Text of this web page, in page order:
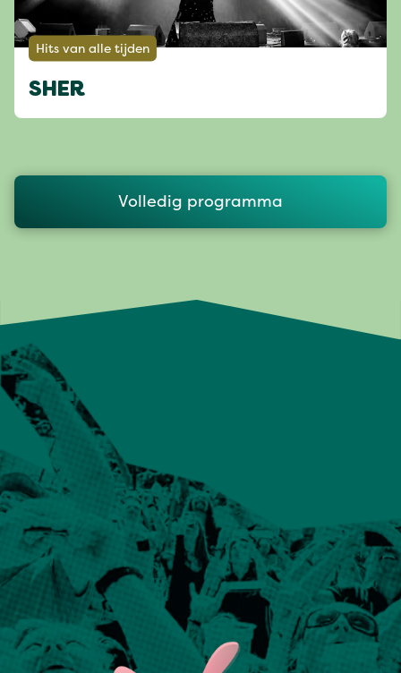
Hits van alle tijden
SHER
Volledig programma